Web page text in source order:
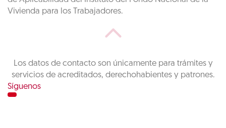
Vivienda para los Trabajadores.
Los datos de contacto son únicamente para trámites y
servicios de acreditados, derechohabientes y patrones.
Síguenos